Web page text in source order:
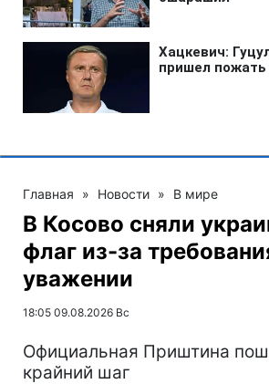
Главная » Новости » В мире
В Косово сняли
флаг из-за
уважении
18:05 09.08.2026 Вс
Официальная Приштина
крайний шаг